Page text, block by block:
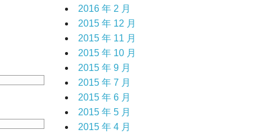
2016 年 2 月
2015 年 12 月
2015 年 11 月
2015 年 10 月
2015 年 9 月
2015 年 7 月
2015 年 6 月
2015 年 5 月
2015 年 4 月